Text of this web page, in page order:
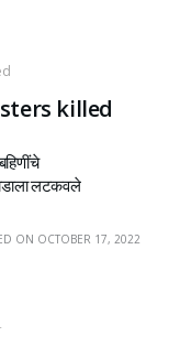
killed
लटकवले
ON OCTOBER 17, 2022